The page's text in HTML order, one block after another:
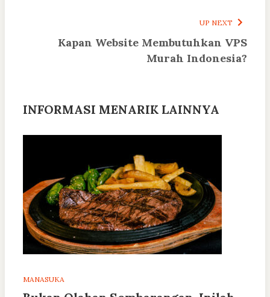
UP NEXT
Kapan Website Membutuhkan VPS
Murah Indonesia?
INFORMASI MENARIK LAINNYA
MANASUKA